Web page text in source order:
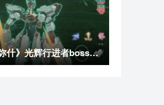
《战双帕弥什》光辉行进者boss秒杀逃课攻略